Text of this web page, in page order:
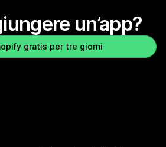
un’app?
gratis per tre giorni